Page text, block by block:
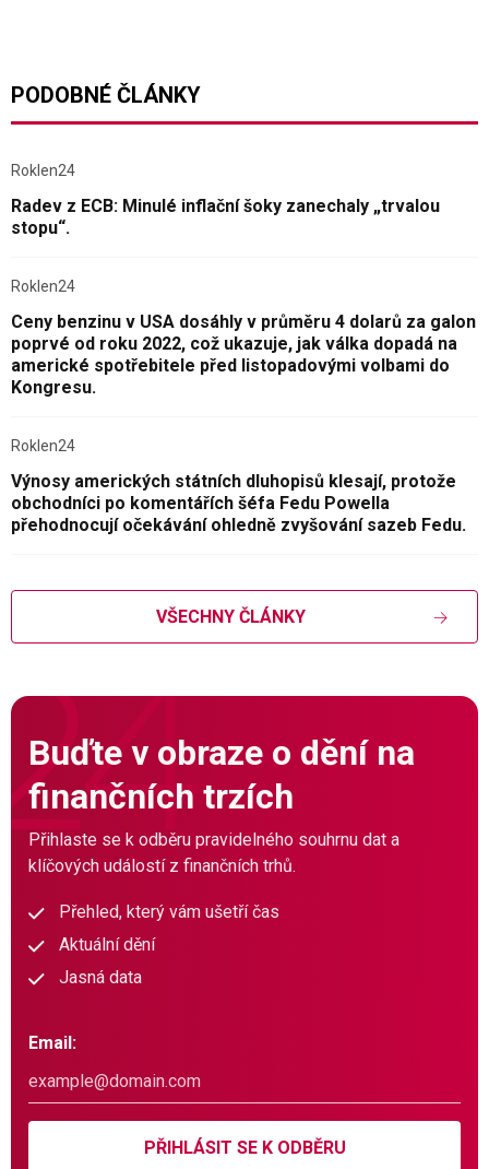
PODOBNÉ ČLÁNKY
Roklen24
Radev z ECB: Minulé inflační šoky zanechaly „trvalou
stopu“.
Roklen24
Ceny benzinu v USA dosáhly v průměru 4 dolarů za galon
poprvé od roku 2022, což ukazuje, jak válka dopadá na
americké spotřebitele před listopadovými volbami do
Kongresu.
Roklen24
Výnosy amerických státních dluhopisů klesají, protože
obchodníci po komentářích šéfa Fedu Powella
přehodnocují očekávání ohledně zvyšování sazeb Fedu.
VŠECHNY ČLÁNKY
Buďte v obraze o dění na
finančních trzích
Přihlaste se k odběru pravidelného souhrnu dat a
klíčových událostí z finančních trhů.
Přehled, který vám ušetří čas
Aktuální dění
Jasná data
Email:
PŘIHLÁSIT SE K ODBĚRU